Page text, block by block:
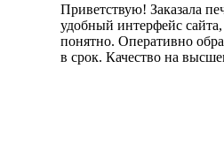
Приветствую! Заказала
удобный интерфейс
понятно. Оперативно
в срок. Качество на